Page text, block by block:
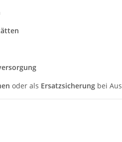
oder als Ersatzsicherung bei